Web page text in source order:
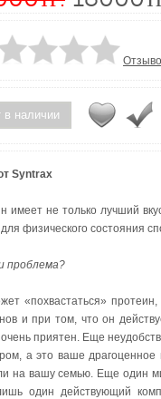
в наличии
Syntrax
имеет не только лучший
физического состояния
проблема?
«похвастаться»
и при том, что он
очень приятен. Еще
а это ваше
на вашу семью. Еще один
один действующий